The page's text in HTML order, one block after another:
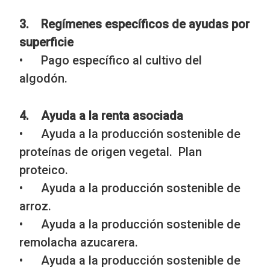
3. Regímenes específicos de ayudas por
superficie
• Pago específico al cultivo del
algodón.
4. Ayuda a la renta asociada
• Ayuda a la producción sostenible de
proteínas de origen vegetal. Plan
proteico.
• Ayuda a la producción sostenible de
arroz.
• Ayuda a la producción sostenible de
remolacha azucarera.
• Ayuda a la producción sostenible de